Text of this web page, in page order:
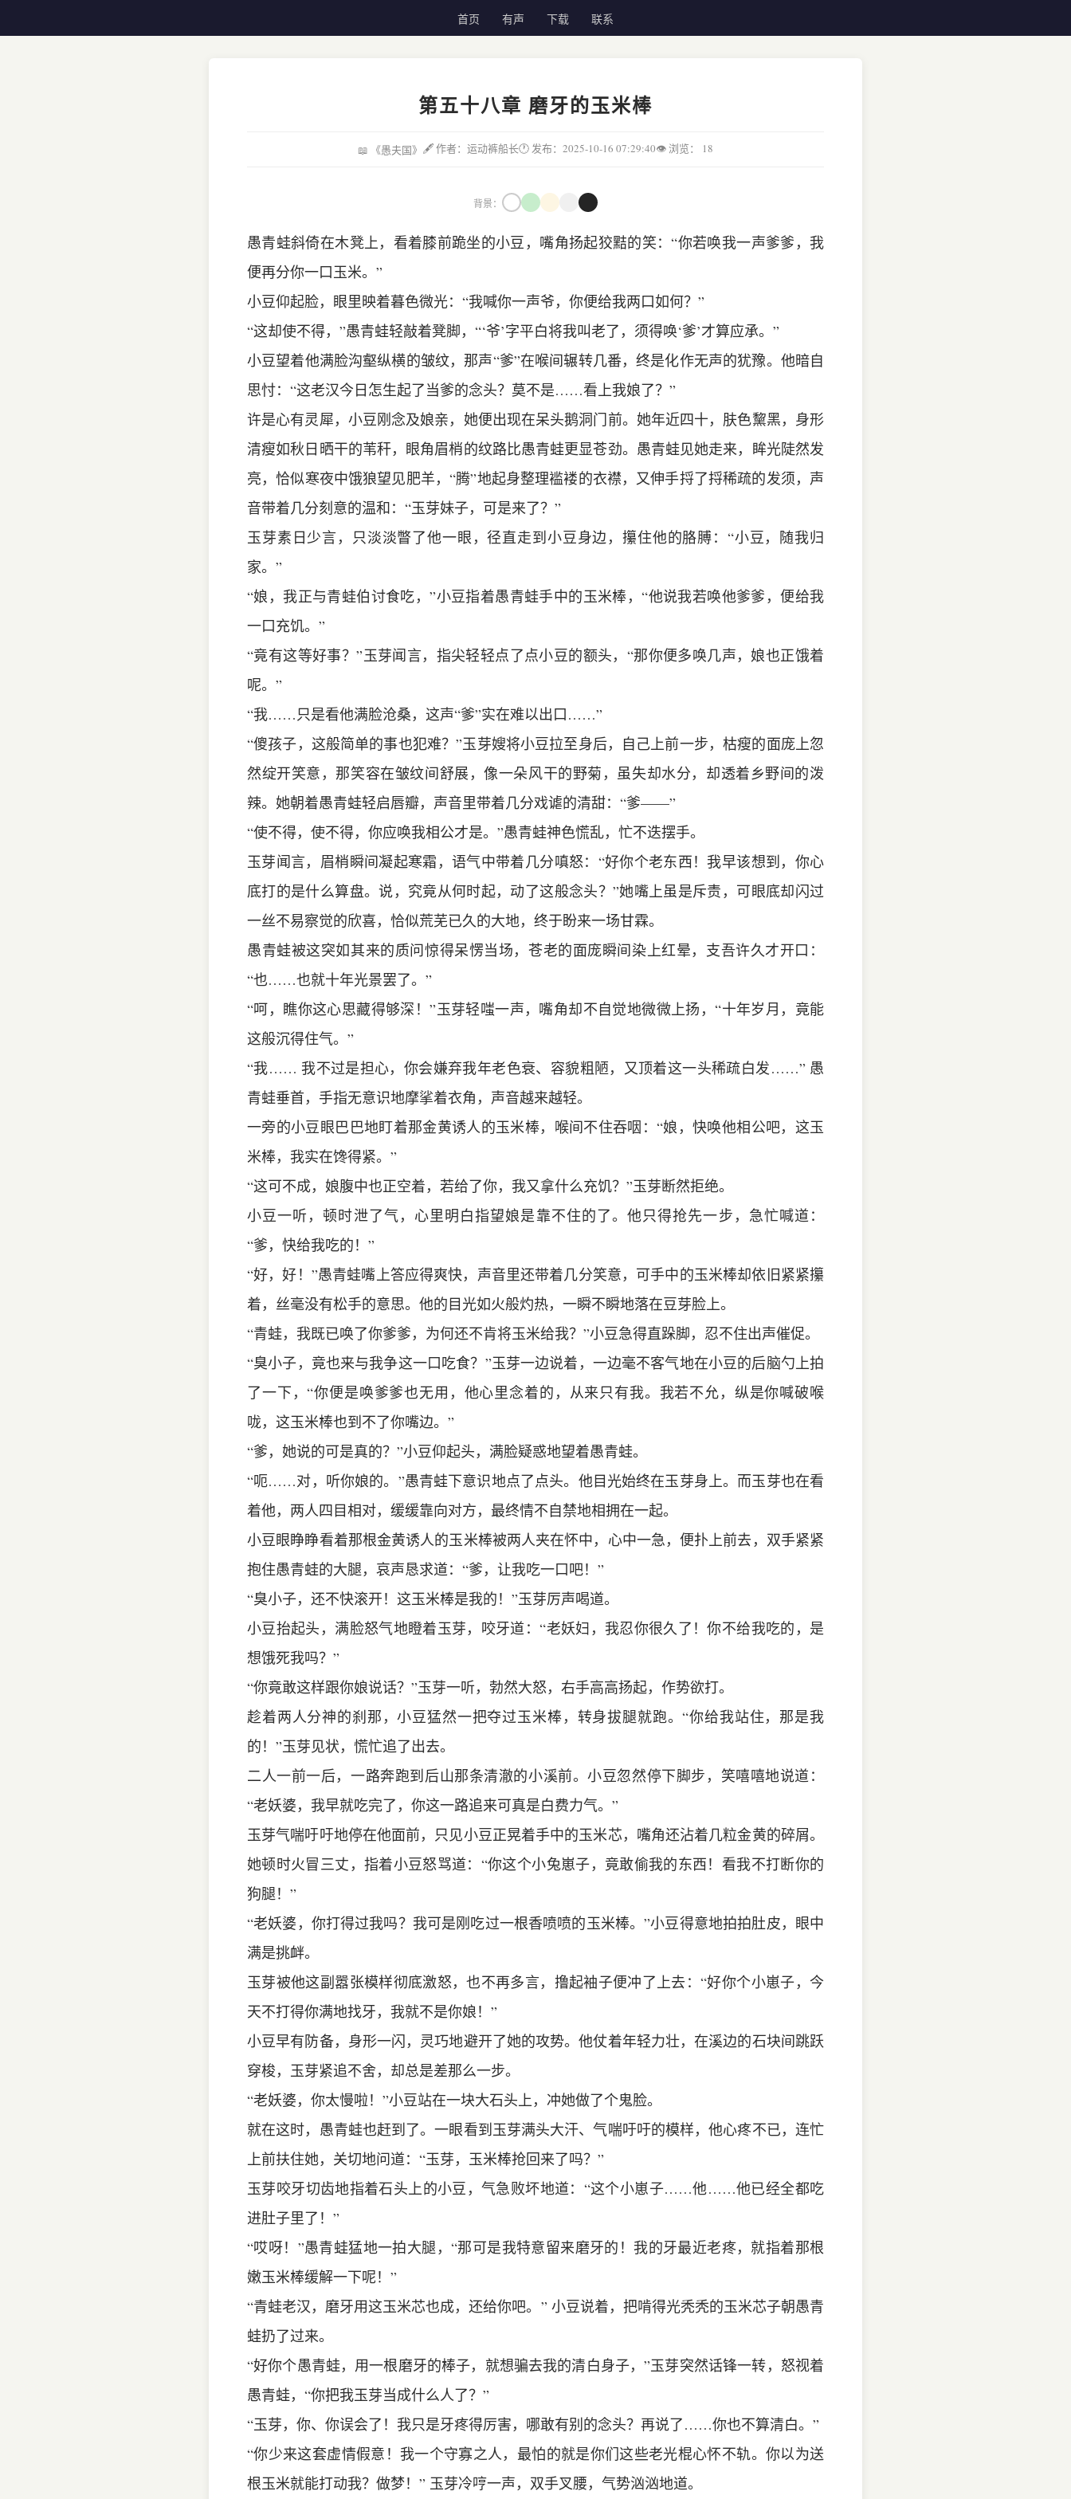
首页 有声 下载 联系
第五十八章 磨牙的玉米棒
📖 《愚夫国》 🖋 作者：运动裤船长🕐 发布：2025-10-16 07:29:40👁 浏览： 18
背景：
愚青蛙斜倚在木凳上，看着膝前跪坐的小豆，嘴角扬起狡黠的笑：“你若唤我一声爹爹，我
便再分你一口玉米。”
小豆仰起脸，眼里映着暮色微光：“我喊你一声爷，你便给我两口如何？”
“这却使不得，”愚青蛙轻敲着凳脚，“‘爷’字平白将我叫老了，须得唤‘爹’才算应承。”
小豆望着他满脸沟壑纵横的皱纹，那声“爹”在喉间辗转几番，终是化作无声的犹豫。他暗自
思忖：“这老汉今日怎生起了当爹的念头？莫不是……看上我娘了？”
许是心有灵犀，小豆刚念及娘亲，她便出现在呆头鹅洞门前。她年近四十，肤色黧黑，身形
清瘦如秋日晒干的苇秆，眼角眉梢的纹路比愚青蛙更显苍劲。愚青蛙见她走来，眸光陡然发
亮，恰似寒夜中饿狼望见肥羊，“腾”地起身整理褴褛的衣襟，又伸手捋了捋稀疏的发须，声
音带着几分刻意的温和：“玉芽妹子，可是来了？”
玉芽素日少言，只淡淡瞥了他一眼，径直走到小豆身边，攥住他的胳膊：“小豆，随我归
家。”
“娘，我正与青蛙伯讨食吃，”小豆指着愚青蛙手中的玉米棒，“他说我若唤他爹爹，便给我
一口充饥。”
“竟有这等好事？”玉芽闻言，指尖轻轻点了点小豆的额头，“那你便多唤几声，娘也正饿着
呢。”
“我……只是看他满脸沧桑，这声“爹”实在难以出口……”
“傻孩子，这般简单的事也犯难？”玉芽嫂将小豆拉至身后，自己上前一步，枯瘦的面庞上忽
然绽开笑意，那笑容在皱纹间舒展，像一朵风干的野菊，虽失却水分，却透着乡野间的泼
辣。她朝着愚青蛙轻启唇瓣，声音里带着几分戏谑的清甜：“爹——”
“使不得，使不得，你应唤我相公才是。”愚青蛙神色慌乱，忙不迭摆手。
玉芽闻言，眉梢瞬间凝起寒霜，语气中带着几分嗔怒：“好你个老东西！我早该想到，你心
底打的是什么算盘。说，究竟从何时起，动了这般念头？”她嘴上虽是斥责，可眼底却闪过
一丝不易察觉的欣喜，恰似荒芜已久的大地，终于盼来一场甘霖。
愚青蛙被这突如其来的质问惊得呆愣当场，苍老的面庞瞬间染上红晕，支吾许久才开口：
“也……也就十年光景罢了。”
“呵，瞧你这心思藏得够深！”玉芽轻嗤一声，嘴角却不自觉地微微上扬，“十年岁月，竟能
这般沉得住气。”
“我…… 我不过是担心，你会嫌弃我年老色衰、容貌粗陋，又顶着这一头稀疏白发……” 愚
青蛙垂首，手指无意识地摩挲着衣角，声音越来越轻。
一旁的小豆眼巴巴地盯着那金黄诱人的玉米棒，喉间不住吞咽：“娘，快唤他相公吧，这玉
米棒，我实在馋得紧。”
“这可不成，娘腹中也正空着，若给了你，我又拿什么充饥？”玉芽断然拒绝。
小豆一听，顿时泄了气，心里明白指望娘是靠不住的了。他只得抢先一步，急忙喊道：
“爹，快给我吃的！”
“好，好！”愚青蛙嘴上答应得爽快，声音里还带着几分笑意，可手中的玉米棒却依旧紧紧攥
着，丝毫没有松手的意思。他的目光如火般灼热，一瞬不瞬地落在豆芽脸上。
“青蛙，我既已唤了你爹爹，为何还不肯将玉米给我？”小豆急得直跺脚，忍不住出声催促。
“臭小子，竟也来与我争这一口吃食？”玉芽一边说着，一边毫不客气地在小豆的后脑勺上拍
了一下，“你便是唤爹爹也无用，他心里念着的，从来只有我。我若不允，纵是你喊破喉
咙，这玉米棒也到不了你嘴边。”
“爹，她说的可是真的？”小豆仰起头，满脸疑惑地望着愚青蛙。
“呃……对，听你娘的。”愚青蛙下意识地点了点头。他目光始终在玉芽身上。而玉芽也在看
着他，两人四目相对，缓缓靠向对方，最终情不自禁地相拥在一起。
小豆眼睁睁看着那根金黄诱人的玉米棒被两人夹在怀中，心中一急，便扑上前去，双手紧紧
抱住愚青蛙的大腿，哀声恳求道：“爹，让我吃一口吧！”
“臭小子，还不快滚开！这玉米棒是我的！”玉芽厉声喝道。
小豆抬起头，满脸怒气地瞪着玉芽，咬牙道：“老妖妇，我忍你很久了！你不给我吃的，是
想饿死我吗？”
“你竟敢这样跟你娘说话？”玉芽一听，勃然大怒，右手高高扬起，作势欲打。
趁着两人分神的刹那，小豆猛然一把夺过玉米棒，转身拔腿就跑。“你给我站住，那是我
的！”玉芽见状，慌忙追了出去。
二人一前一后，一路奔跑到后山那条清澈的小溪前。小豆忽然停下脚步，笑嘻嘻地说道：
“老妖婆，我早就吃完了，你这一路追来可真是白费力气。”
玉芽气喘吁吁地停在他面前，只见小豆正晃着手中的玉米芯，嘴角还沾着几粒金黄的碎屑。
她顿时火冒三丈，指着小豆怒骂道：“你这个小兔崽子，竟敢偷我的东西！看我不打断你的
狗腿！”
“老妖婆，你打得过我吗？我可是刚吃过一根香喷喷的玉米棒。”小豆得意地拍拍肚皮，眼中
满是挑衅。
玉芽被他这副嚣张模样彻底激怒，也不再多言，撸起袖子便冲了上去：“好你个小崽子，今
天不打得你满地找牙，我就不是你娘！”
小豆早有防备，身形一闪，灵巧地避开了她的攻势。他仗着年轻力壮，在溪边的石块间跳跃
穿梭，玉芽紧追不舍，却总是差那么一步。
“老妖婆，你太慢啦！”小豆站在一块大石头上，冲她做了个鬼脸。
就在这时，愚青蛙也赶到了。一眼看到玉芽满头大汗、气喘吁吁的模样，他心疼不已，连忙
上前扶住她，关切地问道：“玉芽，玉米棒抢回来了吗？”
玉芽咬牙切齿地指着石头上的小豆，气急败坏地道：“这个小崽子……他……他已经全都吃
进肚子里了！”
“哎呀！”愚青蛙猛地一拍大腿，“那可是我特意留来磨牙的！我的牙最近老疼，就指着那根
嫩玉米棒缓解一下呢！”
“青蛙老汉，磨牙用这玉米芯也成，还给你吧。” 小豆说着，把啃得光秃秃的玉米芯子朝愚青
蛙扔了过来。
“好你个愚青蛙，用一根磨牙的棒子，就想骗去我的清白身子，”玉芽突然话锋一转，怒视着
愚青蛙，“你把我玉芽当成什么人了？”
“玉芽，你、你误会了！我只是牙疼得厉害，哪敢有别的念头？再说了……你也不算清白。”
“你少来这套虚情假意！我一个守寡之人，最怕的就是你们这些老光棍心怀不轨。你以为送
根玉米就能打动我？做梦！” 玉芽冷哼一声，双手叉腰，气势汹汹地道。